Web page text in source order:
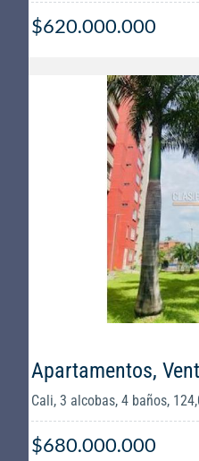
$620.000.000
Apartamentos,
Cali, 3 alcobas, 4 baños,
$680.000.000